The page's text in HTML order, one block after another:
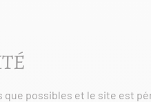
possibles et le site est